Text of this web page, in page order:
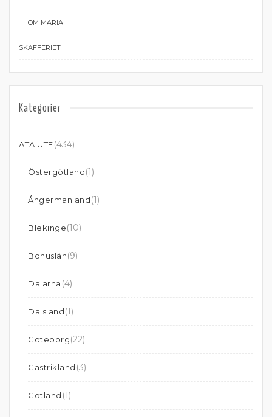
OM MARIA
SKAFFERIET
Kategorier
ÄTA UTE(434)
Östergötland(1)
Ångermanland(1)
Blekinge(10)
Bohuslän(9)
Dalarna (4)
Dalsland(1)
Göteborg(22)
Gästrikland (3)
Gotland (1)